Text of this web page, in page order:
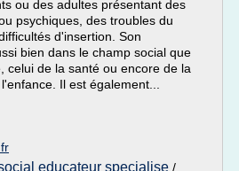
ou des adultes présentant des
psychiques, des troubles du
d'insertion. Son
bien dans le champ social que
celui de la santé ou encore de la
Il est également...
educateur specialise /